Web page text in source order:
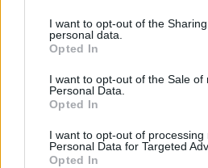
I want to opt-out of the
personal data.
Opted In
I want to opt-out of the Sale of
Personal Data.
Opted In
I want to opt-out of processing
Personal Data for Targeted
Opted In
Πρωινή